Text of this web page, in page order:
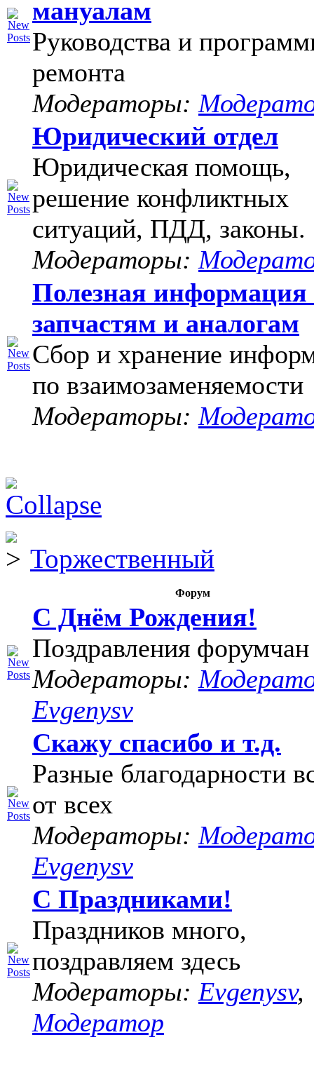
мануалам
Руководства и
ремонта
Модераторы:
Юридический отдел
Юридическая помощь,
решение конфликтных
ситуаций, ПДД, законы.
Модераторы:
Полезная информация
запчастям и аналогам
Сбор и хранение
по взаимозаменяемости
Модераторы:
Торжественный
Форум
С Днём Рождения!
Поздравления форумчан
Модераторы:
Evgenysv
Скажу спасибо и т.д.
Разные благодарности
от всех
Модераторы:
Evgenysv
С Праздниками!
Праздников много,
поздравляем здесь
Модераторы: Evgenysv,
Модератор